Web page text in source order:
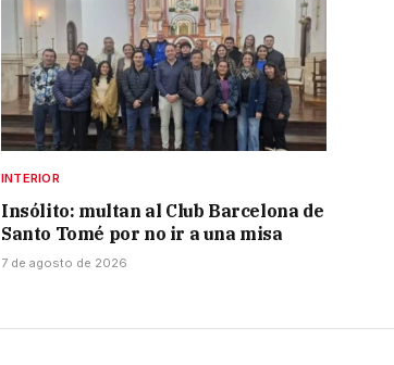
INTERIOR
Insólito: multan al Club Barcelona de
Santo Tomé por no ir a una misa
7 de agosto de 2026